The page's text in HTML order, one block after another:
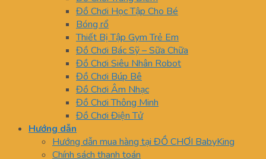
Đồ Chơi Học Tập Cho Bé
Bóng rổ
Thiết Bị Tập Gym Trẻ Em
Đồ Chơi Bác Sỹ – Sữa Chữa
Đồ Chơi Siêu Nhân Robot
Đồ Chơi Búp Bê
Đồ Chơi Âm Nhạc
Đồ Chơi Thông Minh
Đồ Chơi Điện Tử
Hướng dẫn
Hướng dẫn mua hàng tại ĐỒ CHƠI BabyKing
Chính sách thanh toán